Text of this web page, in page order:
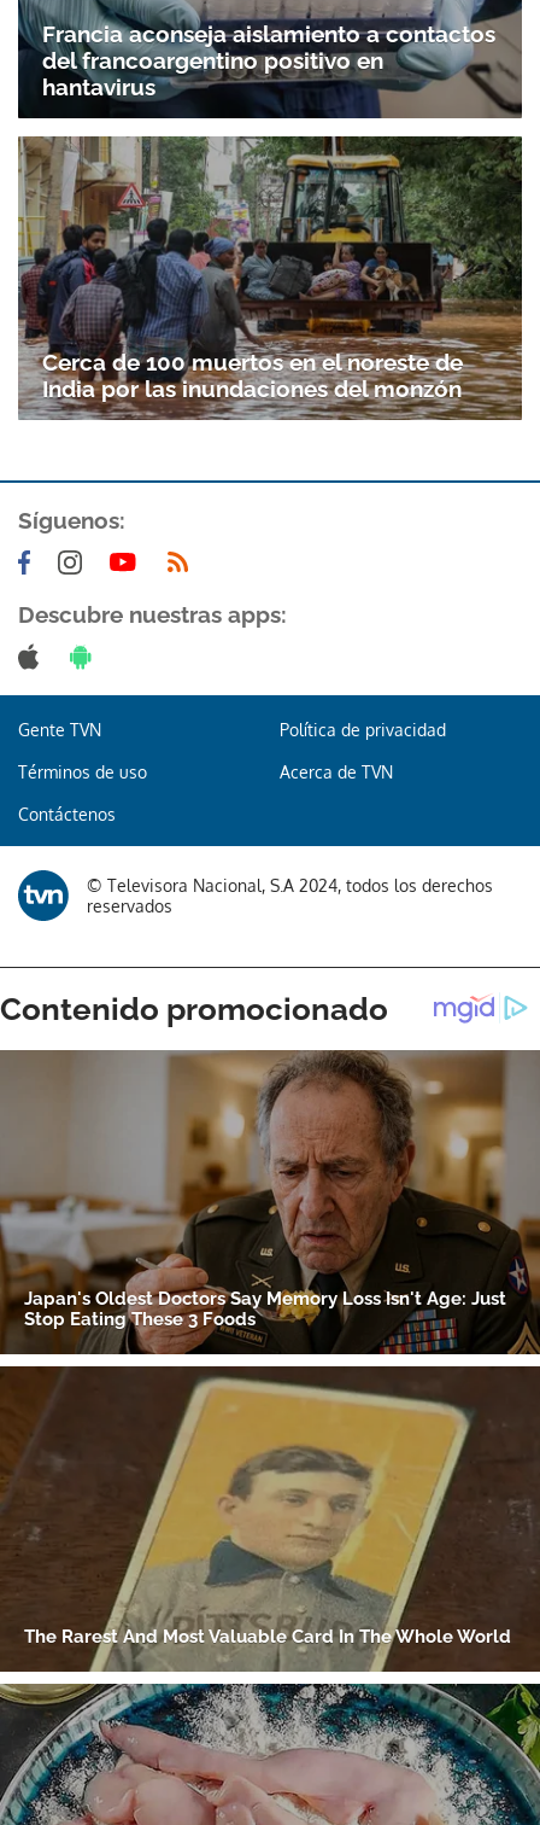
Francia aconseja aislamiento a contactos
del francoargentino positivo en
hantavirus
Cerca de 100 muertos en el noreste de
India por las inundaciones del monzón
Síguenos:
Descubre nuestras apps:
Gente TVN Política de privacidad
Términos de uso Acerca de TVN
Contáctenos
© Televisora Nacional, S.A 2024, todos los derechos
reservados